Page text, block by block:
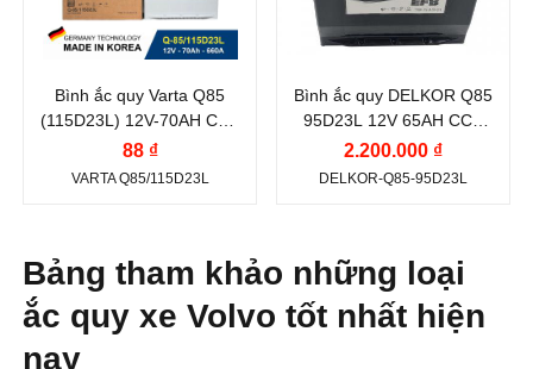
Kiểu cọc:Cọc tiêu
chuẩn
Dung lượng (Ah):70
Dòng khởi động
CCA (A):
Battery)
Cọc nghịch
Bình ắc quy Varta Q85
(115D23L) 12V-70AH CCA
660A
88 ₫
VARTA Q85/115D23L
Dung lượng (Ah):65
Dòng khởi động
CCA (A):
Battery)
Vị trí cọc: Cọc nghịch
Bình ắc quy DELKOR Q85
95D23L 12V 65AH CCA
620A
2.200.000 ₫
DELKOR-Q85-95D23L
Bảng tham khảo những loại
ắc quy xe Volvo tốt nhất hiện
nay